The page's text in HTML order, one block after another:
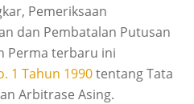
Pemeriksaan
dan Pembatalan Putusan
Perma terbaru ini
1 Tahun 1990tentang Tata
Arbitrase Asing.